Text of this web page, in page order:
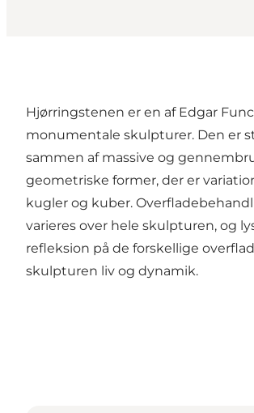
Hjørringstenen er en af Edgar
monumentale skulpturer. Den er
sammen af massive og
geometriske former, der er
kugler og kuber.
varieres over hele skulpturen, og
refleksion på de forskellige
skulpturen liv og dynamik.